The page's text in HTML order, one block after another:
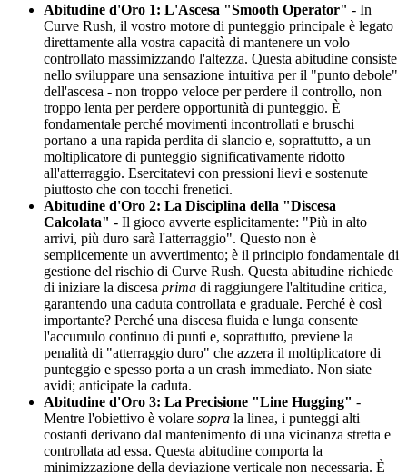
Abitudine d'Oro 1: L'Ascesa "Smooth Operator" - In
Curve Rush, il vostro motore di punteggio principale è legato
direttamente alla vostra capacità di mantenere un volo
controllato massimizzando l'altezza. Questa abitudine consiste
nello sviluppare una sensazione intuitiva per il "punto debole"
dell'ascesa - non troppo veloce per perdere il controllo, non
troppo lenta per perdere opportunità di punteggio. È
fondamentale perché movimenti incontrollati e bruschi
portano a una rapida perdita di slancio e, soprattutto, a un
moltiplicatore di punteggio significativamente ridotto
all'atterraggio. Esercitatevi con pressioni lievi e sostenute
piuttosto che con tocchi frenetici.
Abitudine d'Oro 2: La Disciplina della "Discesa
Calcolata" - Il gioco avverte esplicitamente: "Più in alto
arrivi, più duro sarà l'atterraggio". Questo non è
semplicemente un avvertimento; è il principio fondamentale di
gestione del rischio di Curve Rush. Questa abitudine richiede
di iniziare la discesa prima di raggiungere l'altitudine critica,
garantendo una caduta controllata e graduale. Perché è così
importante? Perché una discesa fluida e lunga consente
l'accumulo continuo di punti e, soprattutto, previene la
penalità di "atterraggio duro" che azzera il moltiplicatore di
punteggio e spesso porta a un crash immediato. Non siate
avidi; anticipate la caduta.
Abitudine d'Oro 3: La Precisione "Line Hugging" -
Mentre l'obiettivo è volare sopra la linea, i punteggi alti
costanti derivano dal mantenimento di una vicinanza stretta e
controllata ad essa. Questa abitudine comporta la
minimizzazione della deviazione verticale non necessaria. È